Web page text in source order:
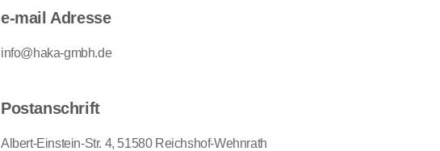
e-mail Adresse
info@haka-gmbh.de
Postanschrift
Albert-Einstein-Str. 4, 51580 Reichshof-Wehnrath